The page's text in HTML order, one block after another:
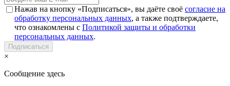
Нажав на кнопку «Подписаться», вы даёте своё согласие на
обработку персональных данных, а также подтверждаете,
что ознакомлены с Политикой защиты и обработки
персональных данных.
Подписаться
×
Сообщение здесь